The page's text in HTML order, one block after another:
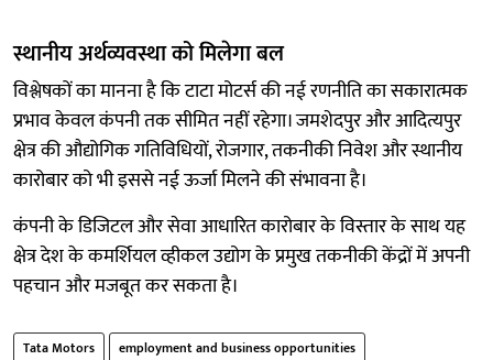
स्थानीय अर्थव्यवस्था को मिलेगा बल
विश्लेषकों का मानना है कि टाटा मोटर्स की नई रणनीति का सकारात्मक
प्रभाव केवल कंपनी तक सीमित नहीं रहेगा। जमशेदपुर और आदित्यपुर
क्षेत्र की औद्योगिक गतिविधियों, रोजगार, तकनीकी निवेश और स्थानीय
कारोबार को भी इससे नई ऊर्जा मिलने की संभावना है।
कंपनी के डिजिटल और सेवा आधारित कारोबार के विस्तार के साथ यह
क्षेत्र देश के कमर्शियल व्हीकल उद्योग के प्रमुख तकनीकी केंद्रों में अपनी
पहचान और मजबूत कर सकता है।
Tata Motors employment and business opportunities